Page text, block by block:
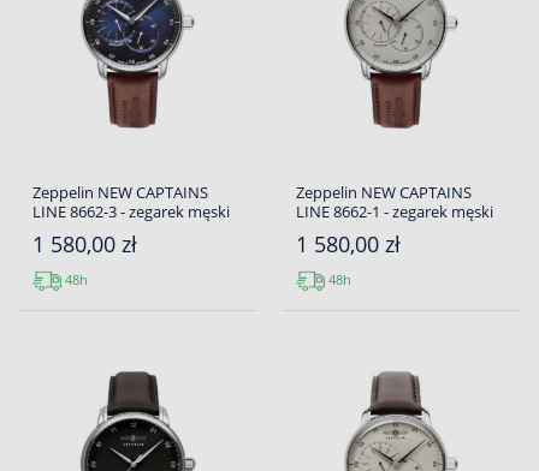
Zeppelin NEW CAPTAINS
LINE 8662-3 - zegarek męski
1 580,00 zł
48h
Zeppelin NEW CAPTAINS
LINE 8662-1 - zegarek męski
1 580,00 zł
48h